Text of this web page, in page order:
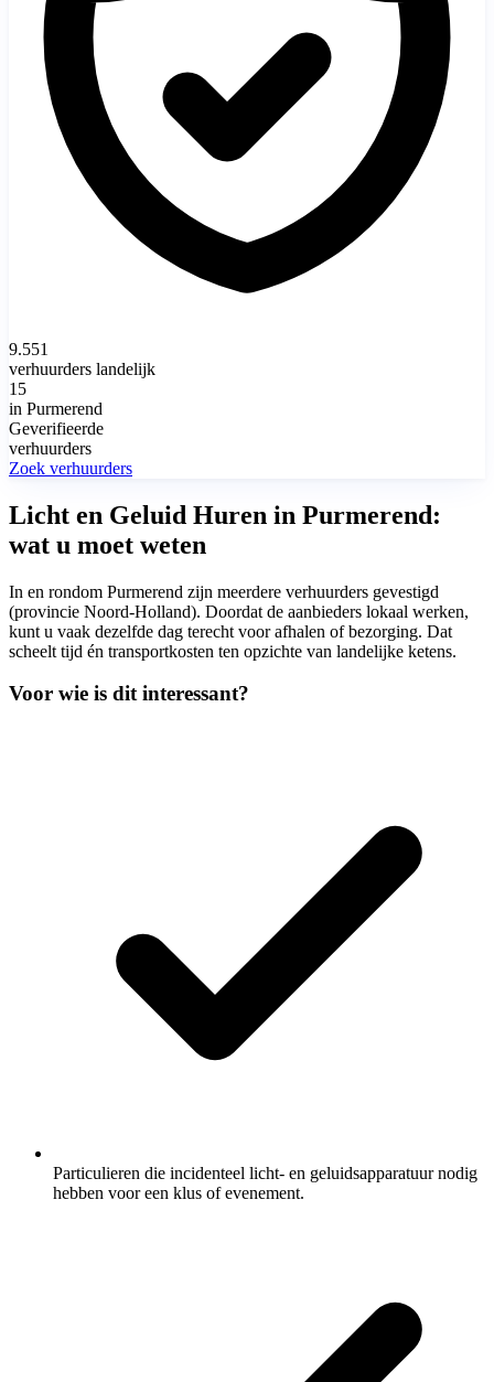
9.551
verhuurders landelijk
15
in Purmerend
Geverifieerde
verhuurders
Zoek verhuurders
Licht en Geluid Huren in Purmerend:
wat u moet weten
In en rondom Purmerend zijn meerdere verhuurders gevestigd
(provincie Noord-Holland). Doordat de aanbieders lokaal werken,
kunt u vaak dezelfde dag terecht voor afhalen of bezorging. Dat
scheelt tijd én transportkosten ten opzichte van landelijke ketens.
Voor wie is dit interessant?
Particulieren die incidenteel licht- en geluidsapparatuur nodig
hebben voor een klus of evenement.